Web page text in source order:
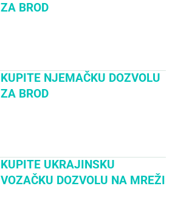
ZA BROD
KUPITE NJEMAČKU DOZVOLU
ZA BROD
KUPITE UKRAJINSKU
VOZAČKU DOZVOLU NA MREŽI